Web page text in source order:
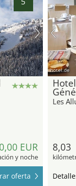
EUR
y noche
oferta
hotel.de
Les
8,03